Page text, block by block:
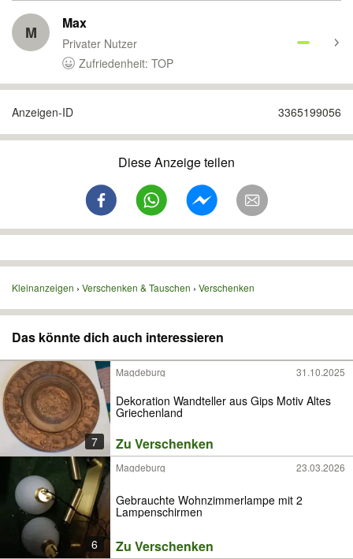
M Max
Privater Nutzer
Zufriedenheit: TOP
Anzeigen-ID 3365199056
Diese Anzeige teilen
Kleinanzeigen Verschenken & Tauschen Verschenken
Das könnte dich auch interessieren
7
Magdeburg 31.10.2025
Dekoration Wandteller aus Gips Motiv Altes
Griechenland
Zu Verschenken
6
Magdeburg 23.03.2026
Gebrauchte Wohnzimmerlampe mit 2
Lampenschirmen
Zu Verschenken